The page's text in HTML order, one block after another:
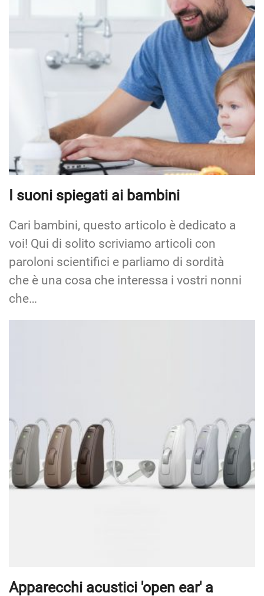
I suoni spiegati ai bambini
Cari bambini, questo articolo è dedicato a
voi! Qui di solito scriviamo articoli con
paroloni scientifici e parliamo di sordità
che è una cosa che interessa i vostri nonni
che…
Apparecchi acustici 'open ear' a